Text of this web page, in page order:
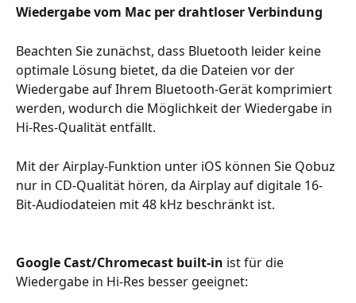
Wiedergabe vom Mac per drahtloser Verbindung
Beachten Sie zunächst, dass Bluetooth leider keine
optimale Lösung bietet, da die Dateien vor der
Wiedergabe auf Ihrem Bluetooth-Gerät komprimiert
werden, wodurch die Möglichkeit der Wiedergabe in
Hi-Res-Qualität entfällt.
Mit der Airplay-Funktion unter iOS können Sie Qobuz
nur in CD-Qualität hören, da Airplay auf digitale 16-
Bit-Audiodateien mit 48 kHz beschränkt ist.
Google Cast/Chromecast built-in istfür die
Wiedergabe in Hi-Res besser geeignet: